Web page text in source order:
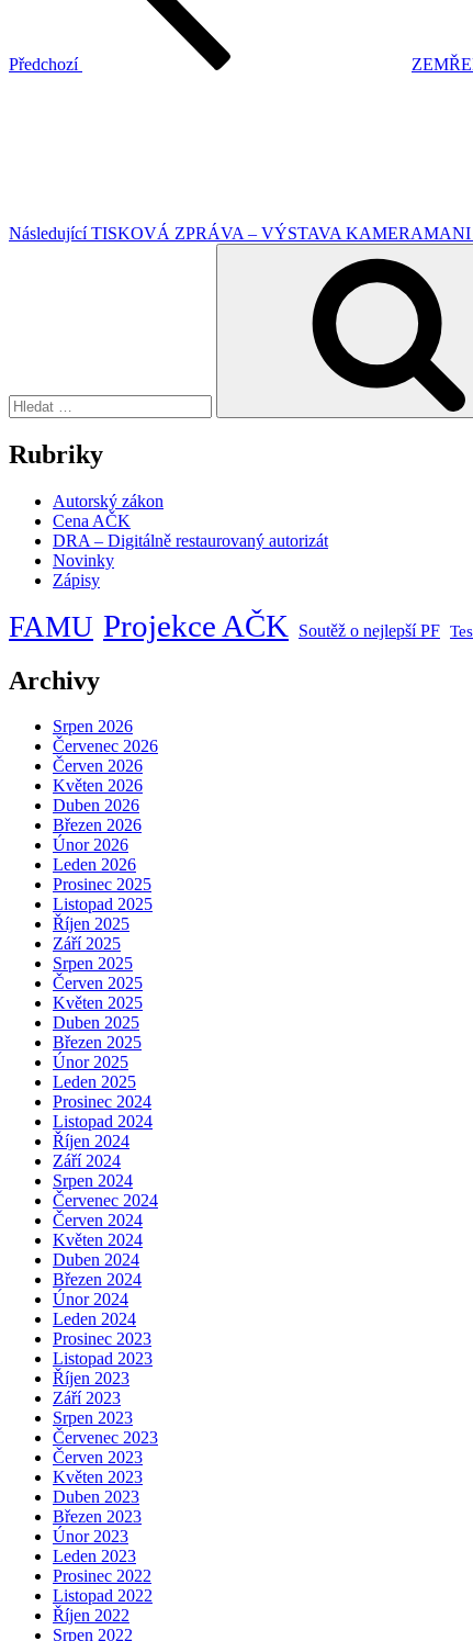
Předchozí
Následující TISKOVÁ ZPRÁVA – VÝSTAVA KAMERAMANI
Rubriky
Autorský zákon
Cena AČK
DRA – Digitálně restaurovaný autorizát
Novinky
Zápisy
FAMU Projekce AČK Soutěž o nejlepší PF
Archivy
Srpen 2026
Červenec 2026
Červen 2026
Květen 2026
Duben 2026
Březen 2026
Únor 2026
Leden 2026
Prosinec 2025
Listopad 2025
Říjen 2025
Září 2025
Srpen 2025
Červen 2025
Květen 2025
Duben 2025
Březen 2025
Únor 2025
Leden 2025
Prosinec 2024
Listopad 2024
Říjen 2024
Září 2024
Srpen 2024
Červenec 2024
Červen 2024
Květen 2024
Duben 2024
Březen 2024
Únor 2024
Leden 2024
Prosinec 2023
Listopad 2023
Říjen 2023
Září 2023
Srpen 2023
Červenec 2023
Červen 2023
Květen 2023
Duben 2023
Březen 2023
Únor 2023
Leden 2023
Prosinec 2022
Listopad 2022
Říjen 2022
Srpen 2022